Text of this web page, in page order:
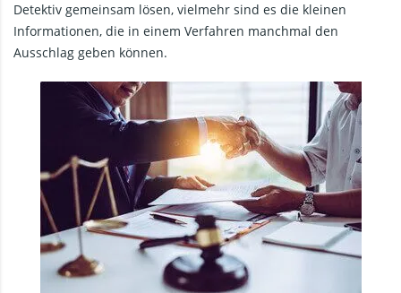
Detektiv gemeinsam lösen, vielmehr sind es die kleinen
Informationen, die in einem Verfahren manchmal den
Ausschlag geben können.